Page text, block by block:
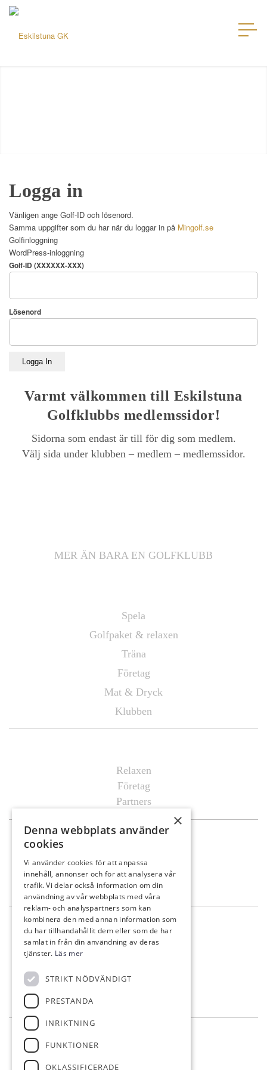
Logga in
Vänligen ange Golf-ID och lösenord.
Samma uppgifter som du har när du loggar in på Mingolf.se
Golfinloggning
WordPress-inloggning
Golf-ID (XXXXXX-XXX)
Lösenord
Logga In
Varmt välkommen till Eskilstuna
Golfklubbs medlemssidor!
Sidorna som endast är till för dig som medlem.
Välj sida under klubben – medlem – medlemssidor.
MER ÄN BARA EN GOLFKLUBB
Spela
Golfpaket & relaxen
Träna
Företag
Mat & Dryck
Klubben
Relaxen
Företag
Partners
Mat & Dryck
Al’s Corner
Event & festvåning VY
Bistro Bryggan
Kontakt
info@eskilstunagk.se
Römossevägen 8
×
Denna webbplats använder
cookies
Vi använder cookies för att anpassa
innehåll, annonser och för att analysera vår
trafik. Vi delar också information om din
användning av vår webbplats med våra
reklam- och analyspartners som kan
kombinera den med annan information som
du har tillhandahållit dem eller som de har
samlat in från din användning av deras
tjänster. Läs mer
STRIKT NÖDVÄNDIGT
PRESTANDA
INRIKTNING
FUNKTIONER
OKLASSIFICERADE